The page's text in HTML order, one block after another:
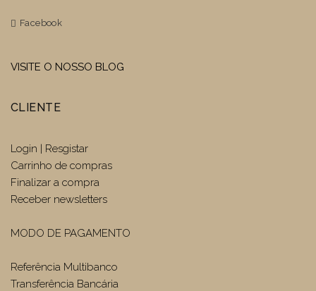
Facebook
VISITE O NOSSO BLOG
CLIENTE
Login | Resgistar
Carrinho de compras
Finalizar a compra
Receber newsletters
MODO DE PAGAMENTO
Referência Multibanco
Transferência Bancária